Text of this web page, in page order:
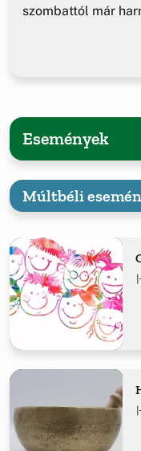
szombattól már
Események
Múltbéli